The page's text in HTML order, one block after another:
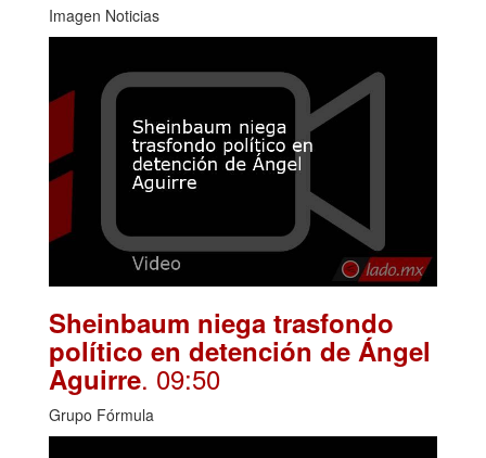
Imagen Noticias
Sheinbaum niega trasfondo
político en detención de Ángel
Aguirre. 09:50
Grupo Fórmula